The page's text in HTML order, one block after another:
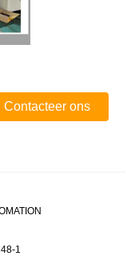
Contacteer ons
1